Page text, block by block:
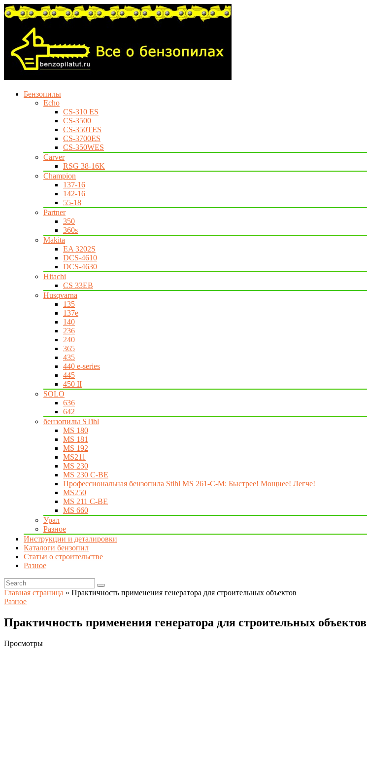
Бензопилы
Echo
CS-310 ES
CS-3500
CS-350TES
CS-3700ES
CS-350WES
Carver
RSG 38-16K
Champion
137-16
142-16
55-18
Partner
350
360s
Makita
EA 3202S
DCS-4610
DCS-4630
Hitachi
CS 33EB
Husqvarna
135
137e
140
236
240
365
435
440 e-series
445
450 II
SOLO
636
642
бензопилы STihl
MS 180
MS 181
MS 192
MS211
MS 230
MS 230 C-BE
Профессиональная бензопила Stihl MS 261-C-M: Быстрее! Мощнее! Легче!
MS250
MS 211 C-BE
MS 660
Урал
Разное
Инструкции и деталировки
Каталоги бензопил
Статьи о строительстве
Разное
Главная страница » Практичность применения генератора для строительных объектов
Разное
Практичность применения генератора для строительных объектов
Просмотры